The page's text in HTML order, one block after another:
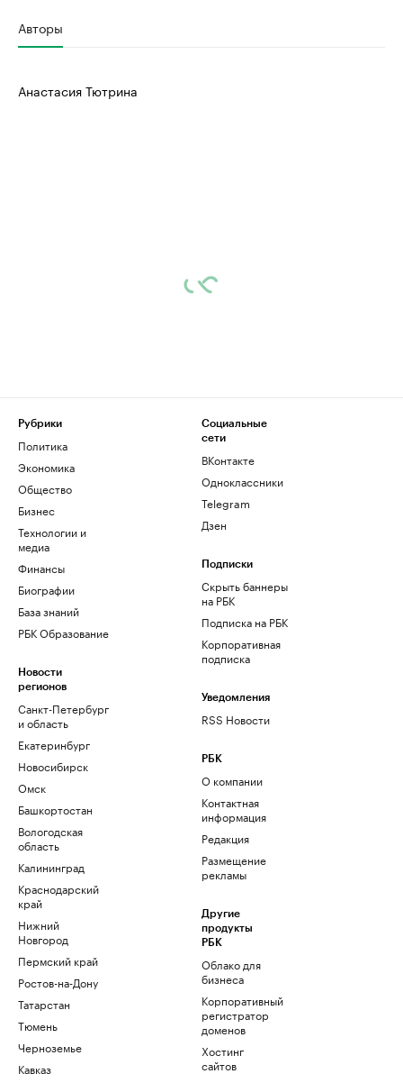
Авторы
Анастасия Тютрина
Рубрики
Политика
Экономика
Общество
Бизнес
Технологии и
медиа
Финансы
Биографии
База знаний
РБК Образование
Новости
регионов
Санкт-Петербург
и область
Екатеринбург
Новосибирск
Омск
Башкортостан
Вологодская
область
Калининград
Краснодарский
край
Нижний
Новгород
Пермский край
Ростов-на-Дону
Татарстан
Тюмень
Черноземье
Кавказ
Социальные
сети
ВКонтакте
Одноклассники
Telegram
Дзен
Подписки
Скрыть баннеры
на РБК
Подписка на РБК
Корпоративная
подписка
Уведомления
RSS Новости
РБК
О компании
Контактная
информация
Редакция
Размещение
рекламы
Другие
продукты
РБК
Облако для
бизнеса
Корпоративный
регистратор
доменов
Хостинг
сайтов